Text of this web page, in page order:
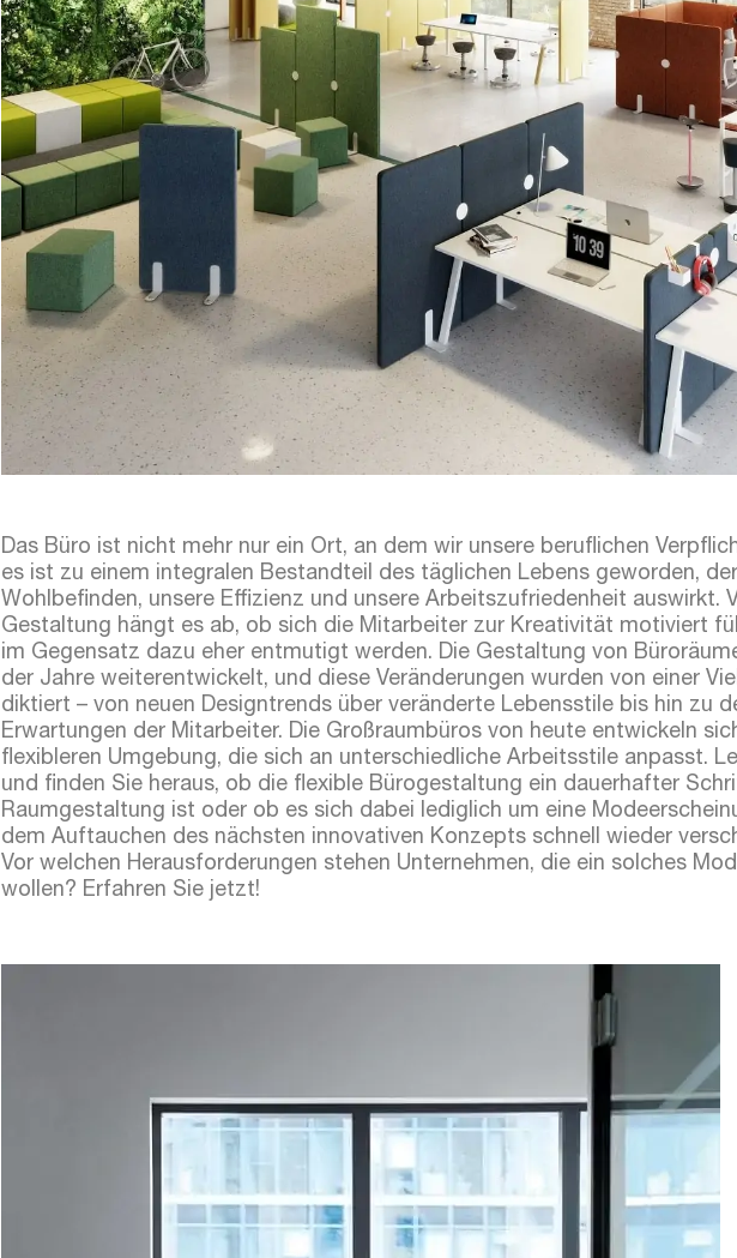
Das Büro ist nicht mehr nur ein Ort, an dem wir unsere beruflichen
es ist zu einem integralen Bestandteil des täglichen Lebens geworden,
Wohlbefinden, unsere Effizienz und unsere Arbeitszufriedenheit auswirkt.
Gestaltung hängt es ab, ob sich die Mitarbeiter zur Kreativität motiviert
im Gegensatz dazu eher entmutigt werden. Die Gestaltung von
der Jahre weiterentwickelt, und diese Veränderungen wurden von einer
diktiert – von neuen Designtrends über veränderte Lebensstile bis hin zu
Erwartungen der Mitarbeiter. Die Großraumbüros von heute entwickeln
flexibleren Umgebung, die sich an unterschiedliche Arbeitsstile anpasst.
und finden Sie heraus, ob die flexible Bürogestaltung ein dauerhafter
Raumgestaltung ist oder ob es sich dabei lediglich um eine
dem Auftauchen des nächsten innovativen Konzepts schnell wieder
Vor welchen Herausforderungen stehen Unternehmen, die ein solches
wollen? Erfahren Sie jetzt!